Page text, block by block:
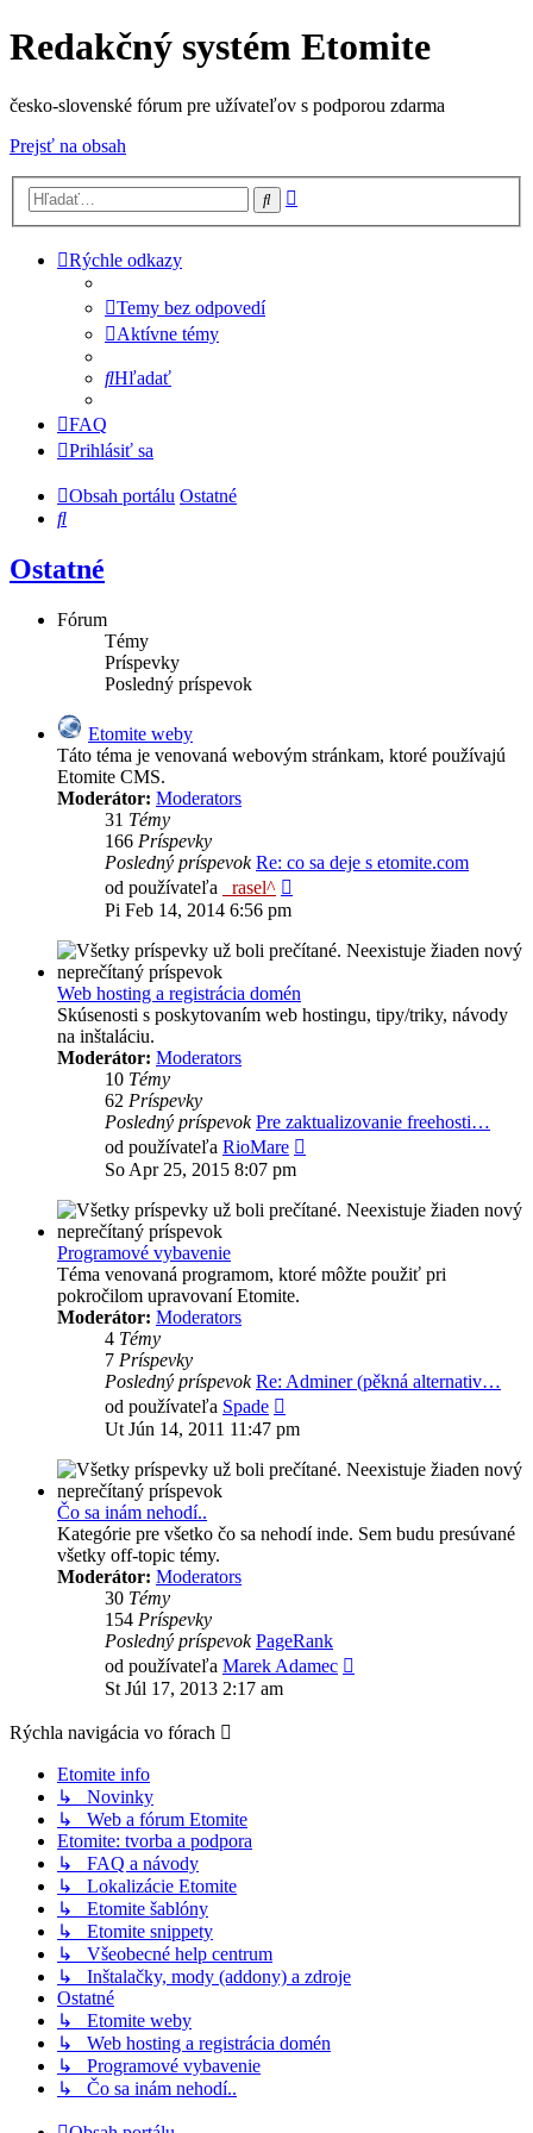
Redakčný systém Etomite
česko-slovenské fórum pre užívateľov s podporou zdarma
Prejsť na obsah
Hľadať
Rýchle odkazy
Temy bez odpovedí
Aktívne témy
Hľadať
FAQ
Prihlásiť sa
Obsah portálu Ostatné
Hľadať
Ostatné
Fórum
Témy
Príspevky
Posledný príspevok
Etomite weby
Táto téma je venovaná webovým stránkam, ktoré používajú
Etomite CMS.
Moderátor: Moderators
31 Témy
166 Príspevky
Posledný príspevok Re: co sa deje s etomite.com
od používateľa
_rasel^
Pi Feb 14, 2014 6:56 pm
Web hosting a registrácia domén
Skúsenosti s poskytovaním web hostingu, tipy/triky, návody
na inštaláciu.
Moderátor: Moderators
10 Témy
62 Príspevky
Posledný príspevok Pre zaktualizovanie freehosti…
od používateľa RioMare
So Apr 25, 2015 8:07 pm
Programové vybavenie
Téma venovaná programom, ktoré môžte použiť pri
pokročilom upravovaní Etomite.
Moderátor: Moderators
4 Témy
7 Príspevky
Posledný príspevok Re: Adminer (pěkná alternativ…
od používateľa Spade
posledný
Ut Jún 14, 2011 11:47 pm
Čo sa inám nehodí..
Kategórie pre všetko čo sa nehodí inde. Sem budu presúvané
všetky off-topic témy.
Moderátor: Moderators
30 Témy
154 Príspevky
Posledný príspevok PageRank
od používateľa Marek Adamec
St Júl 17, 2013 2:17 am
Rýchla navigácia vo fórach
Etomite info
↳ Novinky
↳ Web a fórum Etomite
Etomite: tvorba a podpora
↳ FAQ a návody
↳ Lokalizácie Etomite
↳ Etomite šablóny
↳ Etomite snippety
↳ Všeobecné help centrum
↳ Inštalačky, mody (addony) a zdroje
Ostatné
↳ Etomite weby
↳ Web hosting a registrácia domén
↳ Programové vybavenie
↳ Čo sa inám nehodí..